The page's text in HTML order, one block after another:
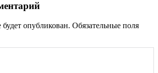
опубликован. Обязательные поля